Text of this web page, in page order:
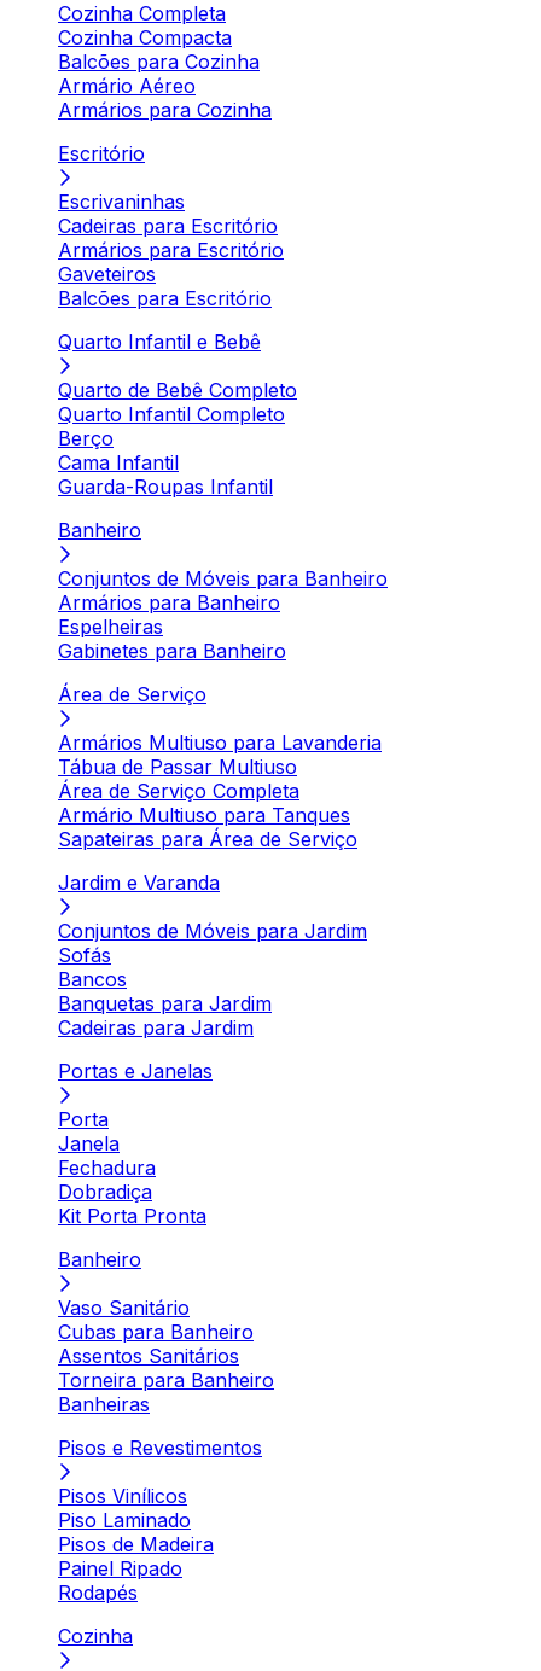
Cozinha Completa
Cozinha Compacta
Balcões para Cozinha
Armário Aéreo
Armários para Cozinha
Escritório
Escrivaninhas
Cadeiras para Escritório
Armários para Escritório
Gaveteiros
Balcões para Escritório
Quarto Infantil e Bebê
Quarto de Bebê Completo
Quarto Infantil Completo
Berço
Cama Infantil
Guarda-Roupas Infantil
Banheiro
Conjuntos de Móveis para Banheiro
Armários para Banheiro
Espelheiras
Gabinetes para Banheiro
Área de Serviço
Armários Multiuso para Lavanderia
Tábua de Passar Multiuso
Área de Serviço Completa
Armário Multiuso para Tanques
Sapateiras para Área de Serviço
Jardim e Varanda
Conjuntos de Móveis para Jardim
Sofás
Bancos
Banquetas para Jardim
Cadeiras para Jardim
Portas e Janelas
Porta
Janela
Fechadura
Dobradiça
Kit Porta Pronta
Banheiro
Vaso Sanitário
Cubas para Banheiro
Assentos Sanitários
Torneira para Banheiro
Banheiras
Pisos e Revestimentos
Pisos Vinílicos
Piso Laminado
Pisos de Madeira
Painel Ripado
Rodapés
Cozinha